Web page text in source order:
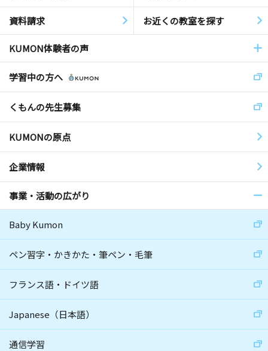
資料請求 お近くの教室を探す
KUMON体験者の声
学習中の方へ
くもんの先生募集
KUMONの原点
企業情報
事業・活動の広がり
Baby Kumon
ペン習字・かきかた・筆ペン・毛筆
フランス語・ドイツ語
Japanese（日本語）
通信学習